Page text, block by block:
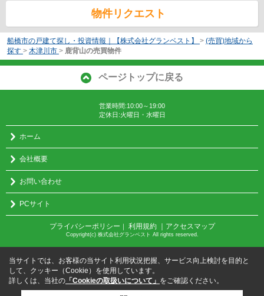
物件リクエスト
船橋市の戸建て探し・投資情報｜【株式会社グランベスト】 > (売買)地域から
探す > 木津川市 > 鹿背山の売買物件
ページトップに戻る
営業時間:10:00～19:00
定休日:火曜日・水曜日
ホーム
会社概要
お問い合わせ
PCサイト
プライバシーポリシー ｜ 利用規約 ｜アクセスマップ
Copyright(c) 株式会社グランベスト All rights reserved.
当サイトでは、お客様の当サイト利用状況把握、サービス向上検討を目的と
して、クッキー（Cookie）を使用しています。
詳しくは、当社の 「Cookieの取扱いについて」 をご確認ください。